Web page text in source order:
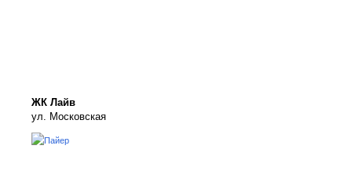
ЖК Лайв
ул. Московская